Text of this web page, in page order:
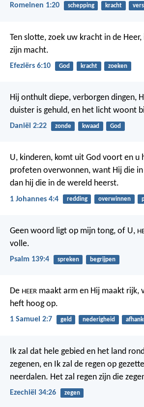
Romeinen 1:20 schepping kracht
Ten slotte, zoek uw kracht in de
zijn macht.
Efeziërs 6:10 God kracht zoeken
Hij onthult diepe, verborgen dingen,
duister is gehuld, en het licht woont
Daniël 2:22 zonde kwaad God
U, kinderen, komt uit God voort en u
profeten overwonnen, want Hij die
dan hij die in de wereld heerst.
1 Johannes 4:4 redding overwinnen
Geen woord ligt op mijn tong, of U,
volle.
Psalm 139:4 spreken begrijpen
De HEER maakt arm en Hij maakt rijk,
heft hoog op.
1 Samuel 2:7 geld nederigheid
Ik zal dat hele gebied en het land
zegenen, en Ik zal de regen op
neerdalen. Het zal regen zijn die
Ezechiël 34:26 zegen